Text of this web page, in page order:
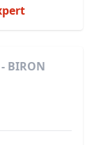
BIRON